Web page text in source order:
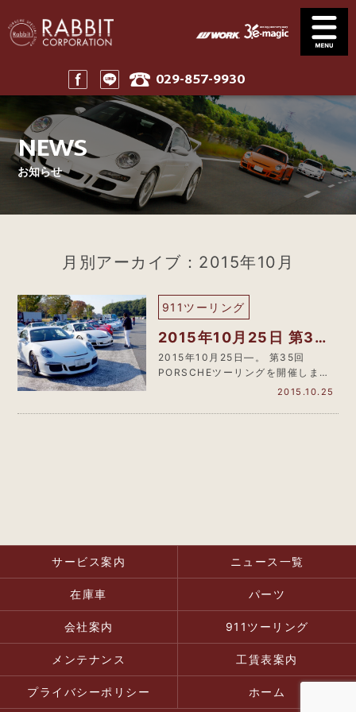
029-857-9930
Service
サービス案内 ニュース一覧
Stock
在庫車
Parts
パーツ
Company
会社案内
911 Touring
911ツーリング
Home
NEWS
お知らせ
月別アーカイブ：2015年10月
911ツーリング
2015年10月25日 第35
回 PORSCHEツーリング
2015年10月25日―。 第35回
PORSCHEツーリングを開催しまし
2015.10.25
サービス案内 ニュース一覧
在庫車 パーツ
会社案内 911ツーリング
メンテナンス 工賃表案内
プライバシーポリシー ホーム